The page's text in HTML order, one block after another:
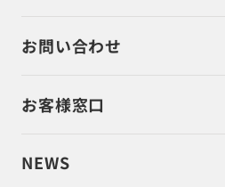
お問い合わせ
お客様窓口
NEWS